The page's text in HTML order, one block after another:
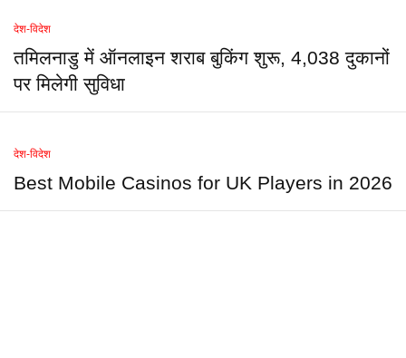
देश-विदेश
तमिलनाडु में ऑनलाइन शराब बुकिंग शुरू, 4,038 दुकानों
पर मिलेगी सुविधा
देश-विदेश
Best Mobile Casinos for UK Players in 2026